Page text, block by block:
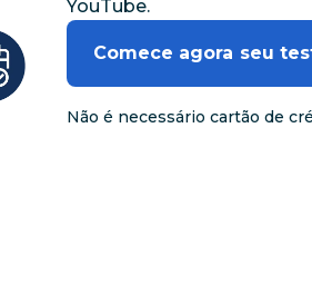
YouTube.
Comece agora seu
Não é necessário cartão de